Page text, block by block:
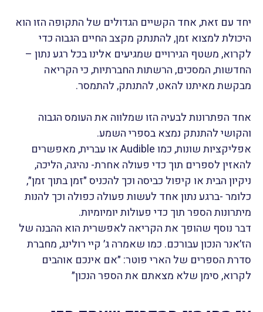
יחד עם זאת, אחד הקשיים הגדולים של התקופה הזו הוא
היכולת למצוא זמן, להתנתק מקצב החיים הגבוה כדי
לקרוא, משטף הגירויים שמגיעים אלינו בכל רגע נתון –
החדשות, המסכים, הרשתות החברתיות, כי הקריאה
מבקשת מאיתנו להאט, להתנתק, להתמסר.
אחד הפתרונות לבעיה הזו שמלווה את העומס הגבוה
והקושי להתנתק נמצא בספרי השמע.
אפליקציות שונות, כמו Audible או עברית, מאפשרים
להאזין לספרים תוך כדי פעולה אחרת- נהיגה, הליכה,
ניקיון הבית או קיפול כביסה וכך להכניס ״זמן בתוך זמן״,
כלומר -ברגע נתון אחד לעשות פעולה כפולה וכך להנות
מיתרונות הספר תוך כדי פעולות יומיומיות.
דבר נוסף שהופך את הקריאה לאפשרית הוא ההבנה של
הז׳אנר הנכון עבורכם. כמו שאמרה ג׳ קיי רולינג, מחברת
סדרת הספרים של הארי פוטר: ״אם אינכם אוהבים
לקרוא, סימן שלא מצאתם את הספר הנכון״